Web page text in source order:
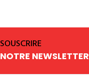
SOUSCRIRE
NOTRE NEWSLETTER